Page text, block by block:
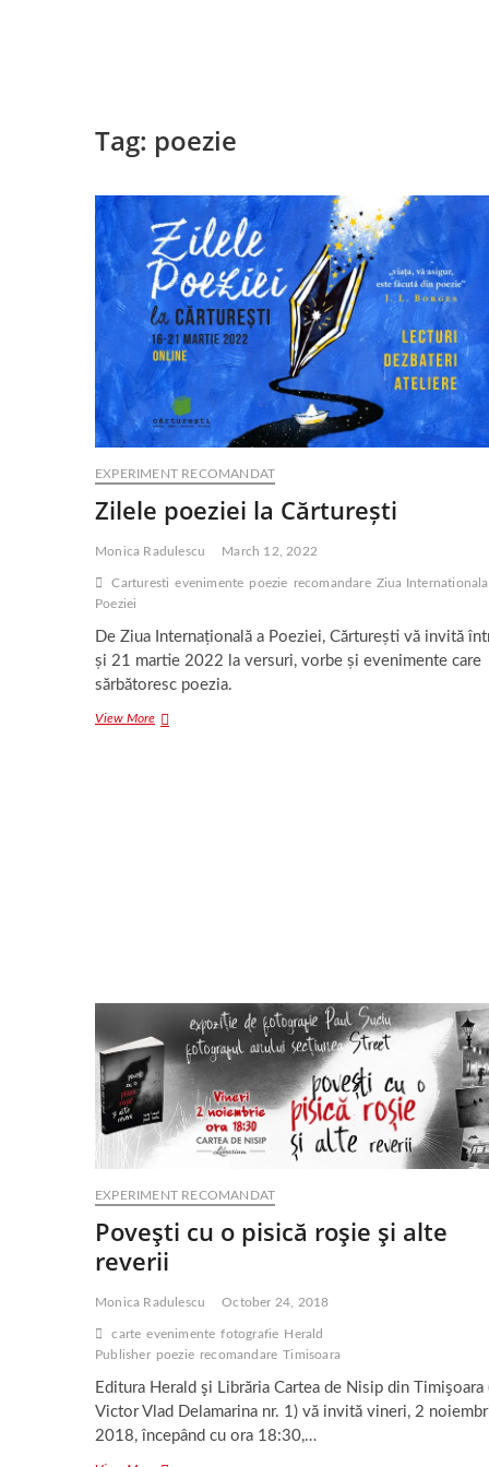
Tag: poezie
EXPERIMENT RECOMANDAT
Zilele poeziei la Cărturești
Monica Radulescu March 12, 2022
Carturesti evenimente poezie recomandare Ziua Internationala
Poeziei
De Ziua Internațională a Poeziei, Cărturești vă invită
și 21 martie 2022 la versuri, vorbe și evenimente care
sărbătoresc poezia.
View MoreZilele
EXPERIMENT RECOMANDAT
Poveşti cu o pisică roşie şi alte
reverii
Monica Radulescu October 24, 2018
carte evenimente fotografie Herald
Publisher poezie recomandare Timisoara
Editura Herald şi Librăria Cartea de Nisip din Timişoara
Victor Vlad Delamarina nr. 1) vă invită vineri, 2
2018, începând cu ora 18:30,…